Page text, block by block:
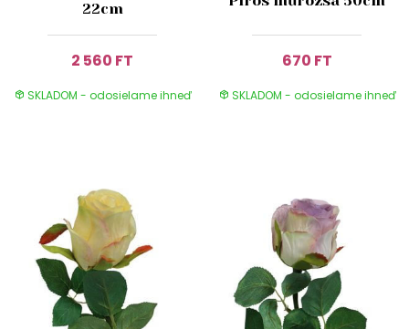
22cm
2 560 FT
SKLADOM - odosielame ihneď
670 FT
SKLADOM - odosielame ihneď